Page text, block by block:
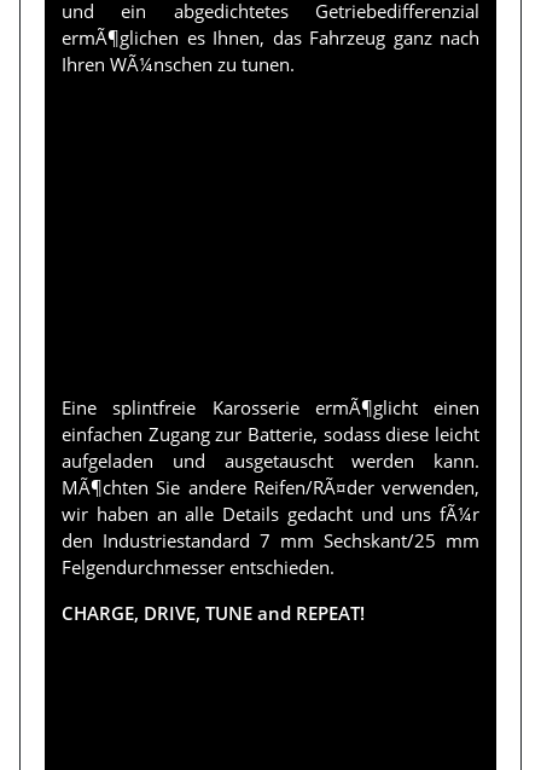
und ein abgedichtetes Getriebedifferenzial
ermÃ¶glichen es Ihnen, das Fahrzeug ganz nach
Ihren WÃ¼nschen zu tunen.
Eine splintfreie Karosserie ermÃ¶glicht einen
einfachen Zugang zur Batterie, sodass diese leicht
aufgeladen und ausgetauscht werden kann.
MÃ¶chten Sie andere Reifen/RÃ¤der verwenden,
wir haben an alle Details gedacht und uns fÃ¼r
den Industriestandard 7 mm Sechskant/25 mm
Felgendurchmesser entschieden.
CHARGE, DRIVE, TUNE and REPEAT!